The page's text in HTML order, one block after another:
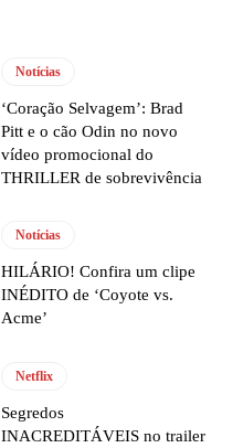
Notícias
‘Coração Selvagem’: Brad
Pitt e o cão Odin no novo
vídeo promocional do
THRILLER de sobrevivência
Notícias
HILÁRIO! Confira um clipe
INÉDITO de ‘Coyote vs.
Acme’
Netflix
Segredos
INACREDITÁVEIS no trailer